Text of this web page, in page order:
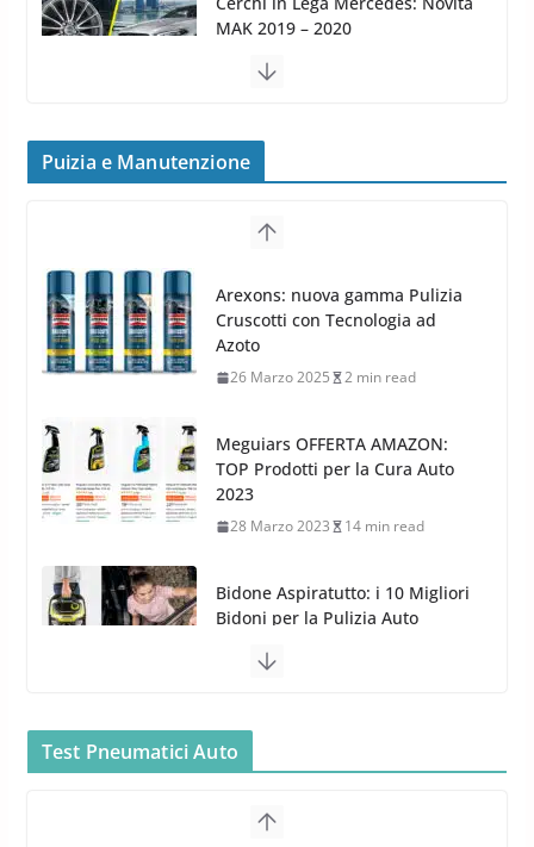
24 Luglio 2019 1 min read
8 Aprile 2026 7 min read
l’acquisizione di Reedijk
3 Dicembre 2024 3 min read
Puizia e Manutenzione
Meguiars OFFERTA AMAZON:
TOP Prodotti per la Cura Auto
2023
28 Marzo 2023 14 min read
Bidone Aspiratutto: i 10 Migliori
Bidoni per la Pulizia Auto
6 Maggio 2022
Gun per la tua Idropulitrice?
5 Maggio 2022 2 min read
Car Care
26 Marzo 2025 2 min read
Test Pneumatici Auto